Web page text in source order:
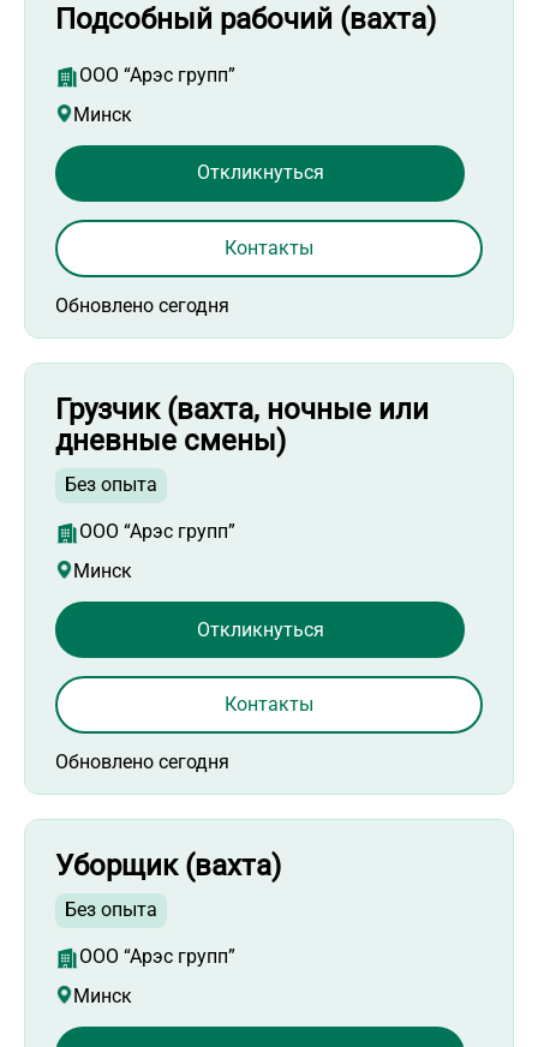
Подсобный рабочий (вахта)
ООО “Арэс групп”
Минск
Обновлено сегодня
Откликнуться
Контакты
Грузчик (вахта, ночные или
дневные смены)
Без опыта
ООО “Арэс групп”
Минск
Обновлено сегодня
Откликнуться
Контакты
Уборщик (вахта)
Без опыта
ООО “Арэс групп”
Минск